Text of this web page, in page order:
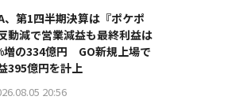
、第1四半期決算は『ポケポ
動減で営業減益も最終利益は
増の334億円 GO新規上場で
395億円を計上
20:56